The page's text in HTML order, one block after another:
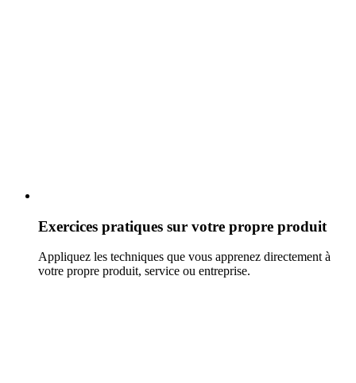
Exercices pratiques sur votre propre produit
Appliquez les techniques que vous apprenez directement à
votre propre produit, service ou entreprise.